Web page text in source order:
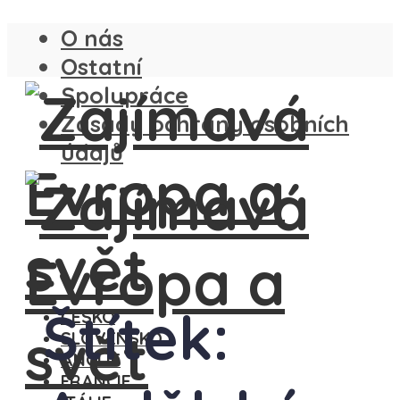
O nás
Ostatní
Spolupráce
Zásady ochrany osobních
údajů
ČESKO
SLOVENSKO
ANGLIE
FRANCIE
Štítek: